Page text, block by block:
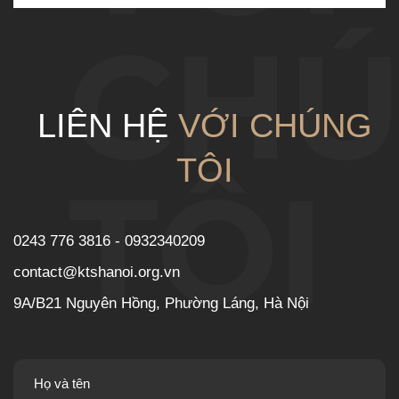
LIÊN HỆVỚI CHÚNG
TÔI
TÔI
0243 776 3816 - 0932340209
contact@ktshanoi.org.vn
9A/B21 Nguyên Hồng, Phường Láng, Hà Nội